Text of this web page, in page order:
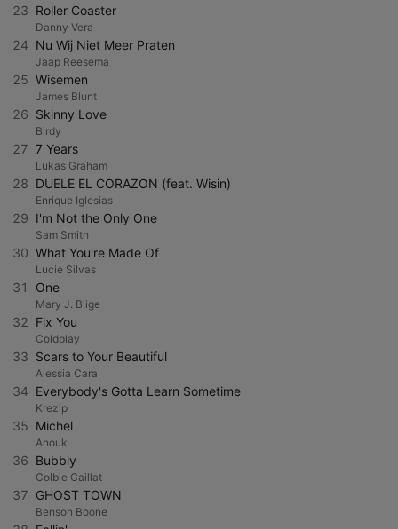
23 Roller Coaster
Danny Vera
24 Nu Wij Niet Meer Praten
Jaap Reesema
25 Wisemen
James Blunt
26 Skinny Love
Birdy
27 7 Years
Lukas Graham
28 DUELE EL CORAZON (feat. Wisin)
Enrique Iglesias
29 I'm Not the Only One
Sam Smith
30 What You're Made Of
Lucie Silvas
31 One
Mary J. Blige
32 Fix You
Coldplay
33 Scars to Your Beautiful
Alessia Cara
34 Everybody's Gotta Learn Sometime
Krezip
35 Michel
Anouk
36 Bubbly
Colbie Caillat
37 GHOST TOWN
Benson Boone